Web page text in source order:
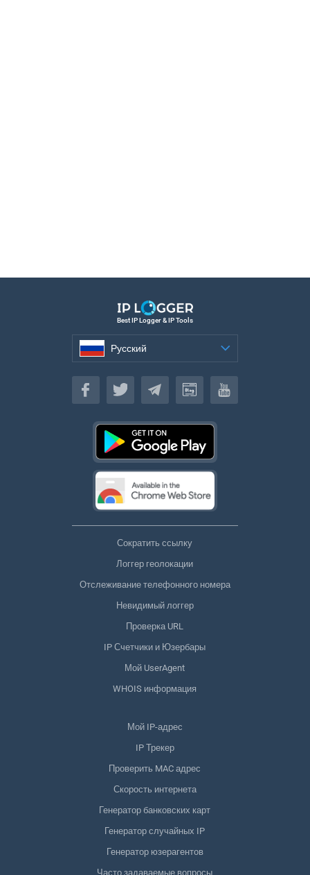
Best IP Logger & IP Tools
Русский
Русский
Сократить ссылку
Логгер геолокации
Отслеживание телефонного номера
Невидимый логгер
Проверка URL
IP Счетчики и Юзербары
Мой UserAgent
WHOIS информация
Мой IP-адрес
IP Трекер
Проверить MAC адрес
Скорость интернета
Генератор банковских карт
Генератор случайных IP
Генератор юзерагентов
Часто задаваемые вопросы